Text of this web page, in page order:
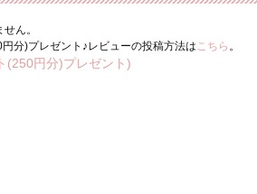
ん。
分)プレゼント♪レビューの投稿方法は こちら 。
(250円分)プレゼント)